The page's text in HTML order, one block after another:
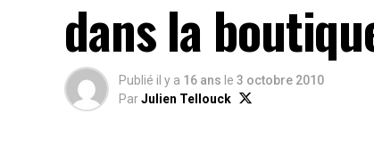
dans la
Publié il y a 16 ans le 3 octobre 2010
ParJulien Tellouck